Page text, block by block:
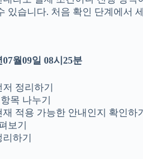
있습니다. 처음 확인 단계에서
월09일 08시25분
정리하기
목 나누기
적용 가능한 안내인지 확인하기
보기
하기